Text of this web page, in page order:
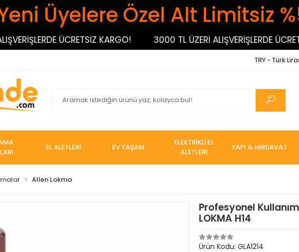
Üyelere Özel Alt Limitsiz
ÜCRETSİZ KARGO! 3000 TL ÜZERİ ALIŞVERİŞLERDE
TRY - Türk
EL ALETLERİ EV YAŞAM
ELEKTRİKLİ EL
ALETLERİ
YAPI & HIRDAVAT
Allen Lokma
Profesyonel Kullanım
LOKMA H14
Ürün Kodu: GLA1214